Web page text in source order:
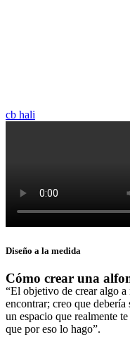
cb hali
Diseño a la medida
Cómo crear una
“El objetivo de crear algo a
encontrar; creo que
un espacio que realmente
que por eso lo hago”.